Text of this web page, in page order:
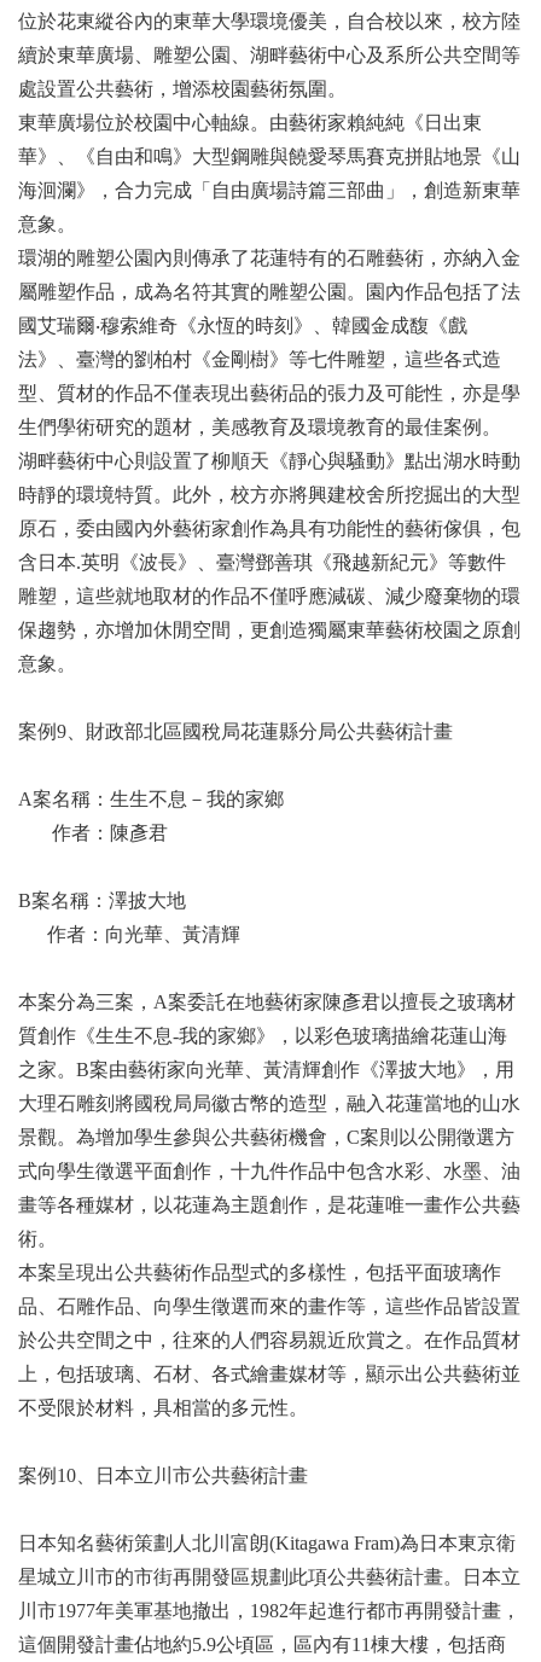
位於花東縱谷內的東華大學環境優美，自合校以來，校方陸
續於東華廣場、雕塑公園、湖畔藝術中心及系所公共空間等
處設置公共藝術，增添校園藝術氛圍。
東華廣場位於校園中心軸線。由藝術家賴純純《日出東
華》、《自由和鳴》大型鋼雕與饒愛琴馬賽克拼貼地景《山
海洄瀾》，合力完成「自由廣場詩篇三部曲」，創造新東華
意象。
環湖的雕塑公園內則傳承了花蓮特有的石雕藝術，亦納入金
屬雕塑作品，成為名符其實的雕塑公園。園內作品包括了法
國艾瑞爾‧穆索維奇《永恆的時刻》、韓國金成馥《戲
法》、臺灣的劉柏村《金剛樹》等七件雕塑，這些各式造
型、質材的作品不僅表現出藝術品的張力及可能性，亦是學
生們學術研究的題材，美感教育及環境教育的最佳案例。
湖畔藝術中心則設置了柳順天《靜心與騷動》點出湖水時動
時靜的環境特質。此外，校方亦將興建校舍所挖掘出的大型
原石，委由國內外藝術家創作為具有功能性的藝術傢俱，包
含日本.英明《波長》、臺灣鄧善琪《飛越新紀元》等數件
雕塑，這些就地取材的作品不僅呼應減碳、減少廢棄物的環
保趨勢，亦增加休閒空間，更創造獨屬東華藝術校園之原創
意象。
案例9、財政部北區國稅局花蓮縣分局公共藝術計畫
A案名稱：生生不息－我的家鄉
作者：陳彥君
B案名稱：澤披大地
作者：向光華、黃清輝
本案分為三案，A案委託在地藝術家陳彥君以擅長之玻璃材
質創作《生生不息-我的家鄉》，以彩色玻璃描繪花蓮山海
之家。B案由藝術家向光華、黃清輝創作《澤披大地》，用
大理石雕刻將國稅局局徽古幣的造型，融入花蓮當地的山水
景觀。為增加學生參與公共藝術機會，C案則以公開徵選方
式向學生徵選平面創作，十九件作品中包含水彩、水墨、油
畫等各種媒材，以花蓮為主題創作，是花蓮唯一畫作公共藝
術。
本案呈現出公共藝術作品型式的多樣性，包括平面玻璃作
品、石雕作品、向學生徵選而來的畫作等，這些作品皆設置
於公共空間之中，往來的人們容易親近欣賞之。在作品質材
上，包括玻璃、石材、各式繪畫媒材等，顯示出公共藝術並
不受限於材料，具相當的多元性。
案例10、日本立川市公共藝術計畫
日本知名藝術策劃人北川富朗(Kitagawa Fram)為日本東京衛
星城立川市的市街再開發區規劃此項公共藝術計畫。日本立
川市1977年美軍基地撤出，1982年起進行都市再開發計畫，
這個開發計畫佔地約5.9公頃區，區內有11棟大樓，包括商